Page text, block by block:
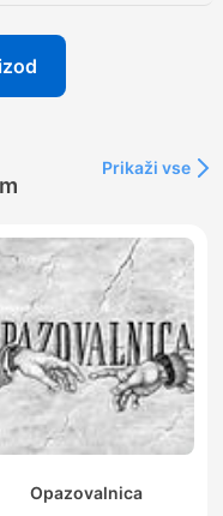
Prikaži vse
Opazovalnica